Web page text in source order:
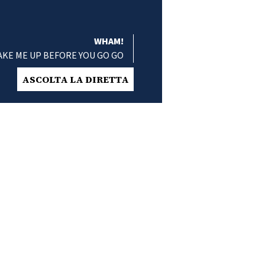
WHAM!
ME UP BEFORE YOU GO GO
ASCOLTA LA DIRETTA